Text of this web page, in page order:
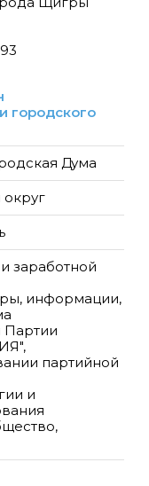
городского
Дума
заработной
информации,
Партии
партийной
и